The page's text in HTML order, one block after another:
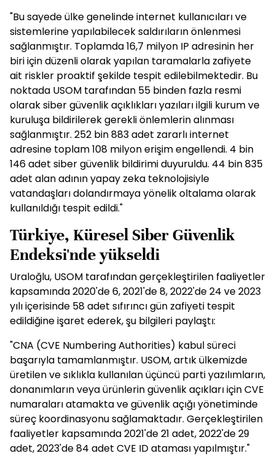
"Bu sayede ülke genelinde internet kullanıcıları ve
sistemlerine yapılabilecek saldırıların önlenmesi
sağlanmıştır. Toplamda 16,7 milyon IP adresinin her
biri için düzenli olarak yapılan taramalarla zafiyete
ait riskler proaktif şekilde tespit edilebilmektedir. Bu
noktada USOM tarafından 55 binden fazla resmi
olarak siber güvenlik açıklıkları yazıları ilgili kurum ve
kuruluşa bildirilerek gerekli önlemlerin alınması
sağlanmıştır. 252 bin 883 adet zararlı internet
adresine toplam 108 milyon erişim engellendi. 4 bin
146 adet siber güvenlik bildirimi duyuruldu. 44 bin 835
adet alan adının yapay zeka teknolojisiyle
vatandaşları dolandırmaya yönelik oltalama olarak
kullanıldığı tespit edildi."
Türkiye, Küresel Siber Güvenlik
Endeksi'nde yükseldi
Uraloğlu, USOM tarafından gerçekleştirilen faaliyetler
kapsamında 2020'de 6, 2021'de 8, 2022'de 24 ve 2023
yılı içerisinde 58 adet sıfırıncı gün zafiyeti tespit
edildiğine işaret ederek, şu bilgileri paylaştı:
"CNA (CVE Numbering Authorities) kabul süreci
başarıyla tamamlanmıştır. USOM, artık ülkemizde
üretilen ve sıklıkla kullanılan üçüncü parti yazılımların,
donanımların veya ürünlerin güvenlik açıkları için CVE
numaraları atamakta ve güvenlik açığı yönetiminde
süreç koordinasyonu sağlamaktadır. Gerçekleştirilen
faaliyetler kapsamında 2021'de 21 adet, 2022'de 29
adet, 2023'de 84 adet CVE ID ataması yapılmıştır."